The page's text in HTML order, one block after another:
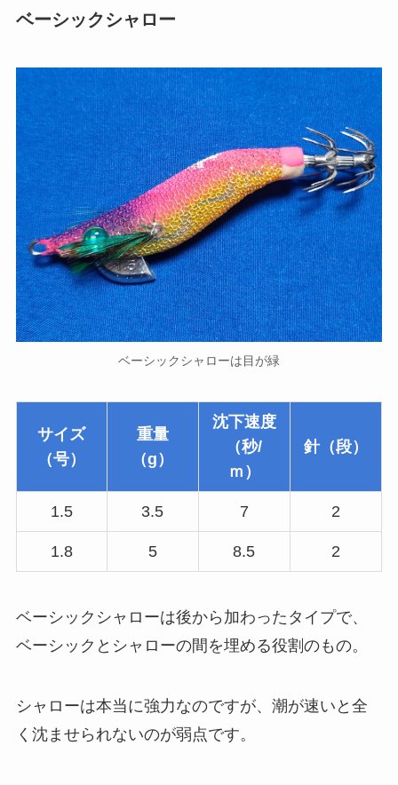
ベーシックシャロー
ベーシックシャローは目が緑
サイズ
（号）
重量
（g）
沈下速度
（秒/
ｍ）
針（段）
1.5 3.5 7 2
1.8 5 8.5 2
ベーシックシャローは後から加わったタイプで、
ベーシックとシャローの間を埋める役割のもの。
シャローは本当に強力なのですが、潮が速いと全
く沈ませられないのが弱点です。